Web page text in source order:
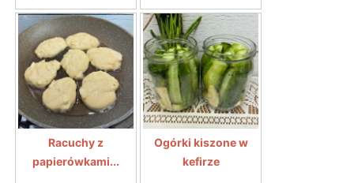
Racuchy z
papierówkami...
Ogórki kiszone w
kefirze